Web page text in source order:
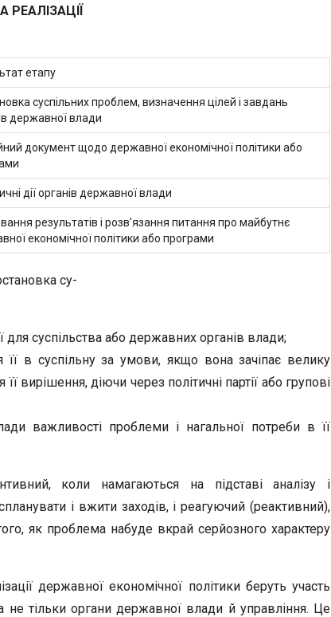
РЕАЛІЗАЦІЇ
етапу
суспільних проблем, визначення цілей і завдань
державної влади
документ щодо державної економічної політики або
дії органів державної влади
результатів і розв’язання питання про майбутнє
економічної політики або програми
су-
для суспільства або державних органів влади;
в суспільну за умови, якщо вона зачіпає велику
вирішення, діючи через політичні партії або групові
важливості проблеми і нагальної потреби в її
коли намагаються на підставі аналізу і
і вжити заходів, і реагуючий (реактивний),
як проблема набуде вкрай серйозного характеру
державної економічної політики беруть участь
а не тільки органи державної влади й управління. Це